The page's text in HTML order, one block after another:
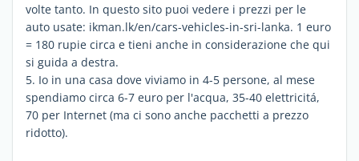
volte tanto. In questo sito puoi vedere i prezzi per le
auto usate: ikman.lk/en/cars-vehicles-in-sri-lanka. 1 euro
= 180 rupie circa e tieni anche in considerazione che qui
si guida a destra.
5. Io in una casa dove viviamo in 4-5 persone, al mese
spendiamo circa 6-7 euro per l'acqua, 35-40 elettricitá,
70 per Internet (ma ci sono anche pacchetti a prezzo
ridotto).